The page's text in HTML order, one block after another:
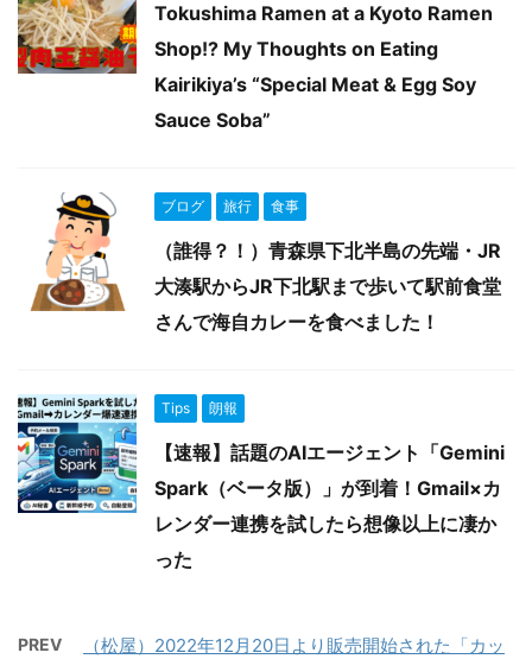
Tokushima Ramen at a Kyoto Ramen
Shop!? My Thoughts on Eating
Kairikiya’s “Special Meat & Egg Soy
Sauce Soba”
ブログ 旅行 食事
（誰得？！）青森県下北半島の先端・JR
大湊駅からJR下北駅まで歩いて駅前食堂
さんで海自カレーを食べました！
Tips 朗報
【速報】話題のAIエージェント「Gemini
Spark（ベータ版）」が到着！Gmail×カ
レンダー連携を試したら想像以上に凄か
った
PREV
（松屋）2022年12月20日より販売開始された「カッ